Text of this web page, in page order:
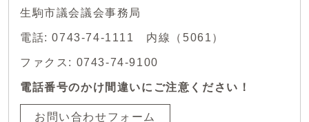
生駒市議会議会事務局
電話: 0743-74-1111 内線（5061）
ファクス: 0743-74-9100
電話番号のかけ間違いにご注意ください！
お問い合わせフォーム